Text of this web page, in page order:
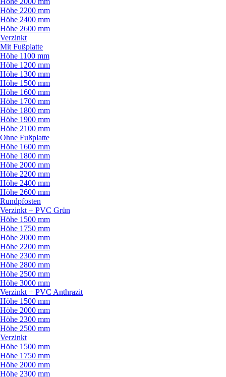
Höhe 2200 mm
Höhe 2400 mm
Höhe 2600 mm
Verzinkt
Mit Fußplatte
Höhe 1100 mm
Höhe 1200 mm
Höhe 1300 mm
Höhe 1500 mm
Höhe 1600 mm
Höhe 1700 mm
Höhe 1800 mm
Höhe 1900 mm
Höhe 2100 mm
Ohne Fußplatte
Höhe 1600 mm
Höhe 1800 mm
Höhe 2000 mm
Höhe 2200 mm
Höhe 2400 mm
Höhe 2600 mm
Rundpfosten
Verzinkt + PVC Grün
Höhe 1500 mm
Höhe 1750 mm
Höhe 2000 mm
Höhe 2200 mm
Höhe 2300 mm
Höhe 2800 mm
Höhe 2500 mm
Höhe 3000 mm
Verzinkt + PVC Anthrazit
Höhe 1500 mm
Höhe 2000 mm
Höhe 2300 mm
Höhe 2500 mm
Verzinkt
Höhe 1500 mm
Höhe 1750 mm
Höhe 2000 mm
Höhe 2300 mm